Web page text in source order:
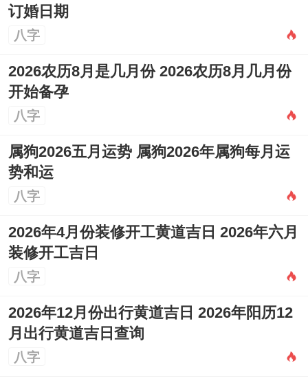
订婚日期
八字
2026农历8月是几月份 2026农历8月几月份
开始备孕
八字
属狗2026五月运势 属狗2026年属狗每月运
势和运
八字
2026年4月份装修开工黄道吉日 2026年六月
装修开工吉日
八字
2026年12月份出行黄道吉日 2026年阳历12
月出行黄道吉日查询
八字